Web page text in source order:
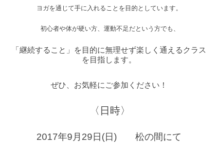
ヨガを通じて手に入れることを目的としています。
初心者や体が硬い方、運動不足だという方でも、
「継続すること」を目的に無理せず楽しく通えるクラス
を目指します。
ぜひ、お気軽にご参加ください！
〈日時〉
2017年9月29日(日) 松の間にて